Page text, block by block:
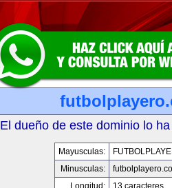
El dueño de este dominio lo
Mayusculas:
Minusculas:
Longitud:
13 caracteres